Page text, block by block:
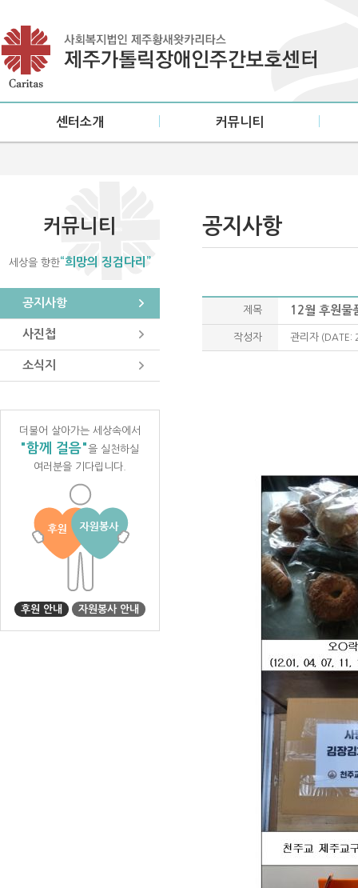
센터소개
이용안내
오시는 길
커뮤니티
커뮤니티
세상을 향한“희망의 징검다리”
공지사항
사진첩
소식지
더불어 살아가는 세상속에서
"함께 걸음"을 실천하실
여러분을 기다립니다.
후원 안내 자원봉사 안내
공지사항
제목 12월 후원물
작성자 관리자 (DATE: